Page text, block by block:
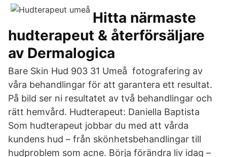
Hitta närmaste
hudterapeut & återförsäljare
av Dermalogica
Bare Skin Hud 903 31 Umeå fotografering av
våra behandlingar för att garantera ett resultat.
På bild ser ni resultatet av två behandlingar och
rätt hemvård. Hudterapeut: Daniella Baptista
Som hudterapeut jobbar du med att vårda
kundens hud – från skönhetsbehandlingar till
hudproblem som acne. Börja förändra liv idag –